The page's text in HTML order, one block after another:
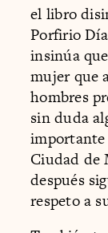
el libro
Porfirio
insinúa
mujer que
hombres
sin duda
Ciudad de
después
respeto a